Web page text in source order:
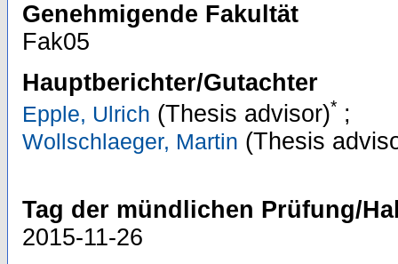
Genehmigende Fakultät
Fak05
Hauptberichter/Gutachter
Epple, Ulrich (Thesis advisor)* ;
Wollschlaeger, Martin (Thesis
Tag der mündlichen Prüfung/
2015-11-26